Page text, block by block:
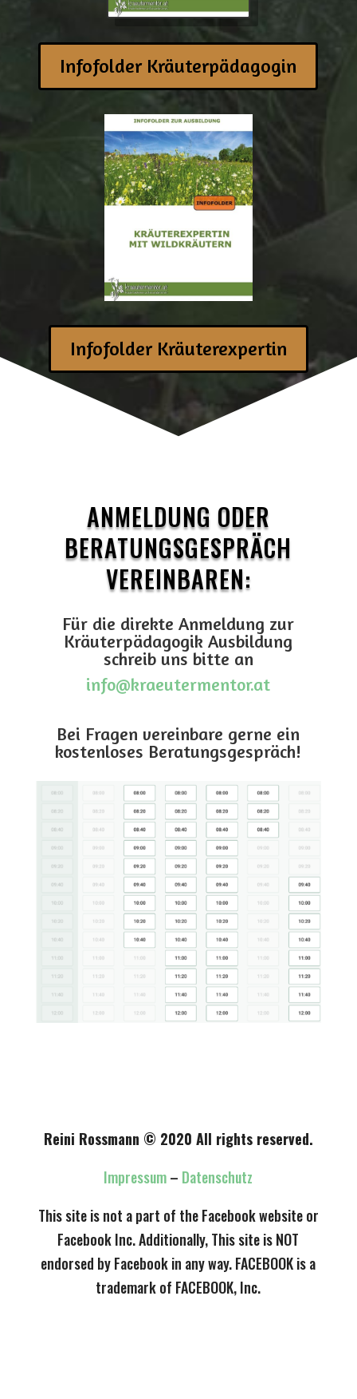
Infofolder Kräuterpädagogin
Infofolder Kräuterexpertin
ANMELDUNG ODER
BERATUNGSGESPRÄCH
VEREINBAREN:
Für die direkte Anmeldung zur
Kräuterpädagogik Ausbildung
schreib uns bitte an
info@kraeutermentor.at
Bei Fragen vereinbare gerne ein
kostenloses Beratungsgespräch!
Reini Rossmann © 2020 All rights reserved.
Impressum– Datenschutz
This site is not a part of the Facebook website or
Facebook Inc. Additionally, This site is NOT
endorsed by Facebook in any way. FACEBOOK is a
trademark of FACEBOOK, Inc.